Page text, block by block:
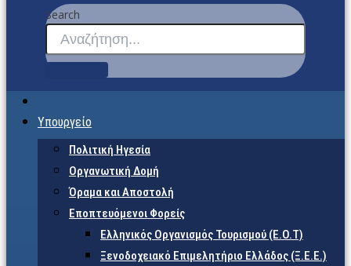
Search
Υπουργείο
Πολιτική Ηγεσία
Οργανωτική Δομή
Όραμα και Αποστολή
Εποπτευόμενοι Φορείς
Eλληνικός Οργανισμός Τουρισμού (Ε.Ο.Τ)
Ξενοδοχειακό Επιμελητήριο Ελλάδος (Ξ.Ε.Ε.)